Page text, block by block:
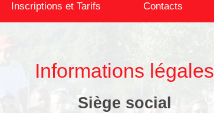
Inscriptions et Tarifs Contacts
Informations légales
Siège social